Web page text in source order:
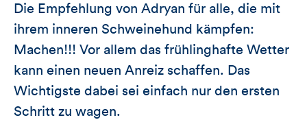
Die Empfehlung von Adryan für alle, die mit
ihrem inneren Schweinehund kämpfen:
Machen!!! Vor allem das frühlinghafte Wetter
kann einen neuen Anreiz schaffen. Das
Wichtigste dabei sei einfach nur den ersten
Schritt zu wagen.